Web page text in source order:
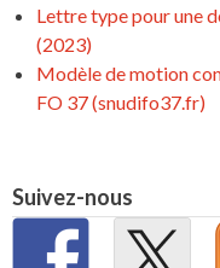
Lettre type pour une
(2023)
Modèle de motion
FO 37 (snudifo37.fr)
Suivez-nous